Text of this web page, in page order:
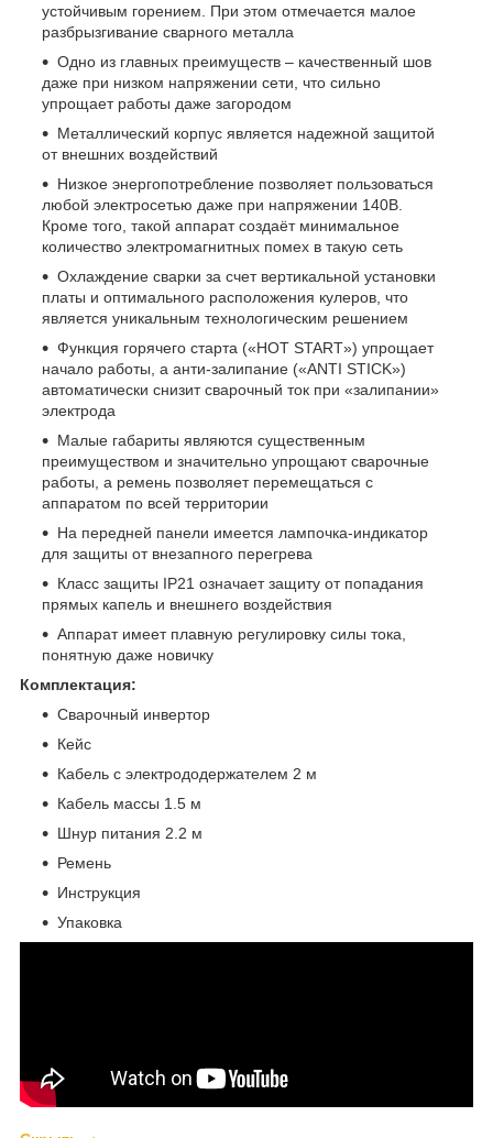
устойчивым горением. При этом отмечается малое
разбрызгивание сварного металла
Одно из главных преимуществ – качественный шов
даже при низком напряжении сети, что сильно
упрощает работы даже загородом
Металлический корпус является надежной защитой
от внешних воздействий
Низкое энергопотребление позволяет пользоваться
любой электросетью даже при напряжении 140В.
Кроме того, такой аппарат создаёт минимальное
количество электромагнитных помех в такую сеть
Охлаждение сварки за счет вертикальной установки
платы и оптимального расположения кулеров, что
является уникальным технологическим решением
Функция горячего старта («HOT START») упрощает
начало работы, а анти-залипание («ANTI STICK»)
автоматически снизит сварочный ток при «залипании»
электрода
Малые габариты являются существенным
преимуществом и значительно упрощают сварочные
работы, а ремень позволяет перемещаться с
аппаратом по всей территории
На передней панели имеется лампочка-индикатор
для защиты от внезапного перегрева
Класс защиты IP21 означает защиту от попадания
прямых капель и внешнего воздействия
Аппарат имеет плавную регулировку силы тока,
понятную даже новичку
Комплектация:
Сварочный инвертор
Кейс
Кабель с электрододержателем 2 м
Кабель массы 1.5 м
Шнур питания 2.2 м
Ремень
Инструкция
Упаковка